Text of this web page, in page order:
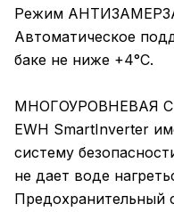
Режим
Автоматическое
баке не ниже +4°С.
МНОГОУРОВНЕВАЯ
EWH SmartInverter
систему
не дает воде
Предохранительный